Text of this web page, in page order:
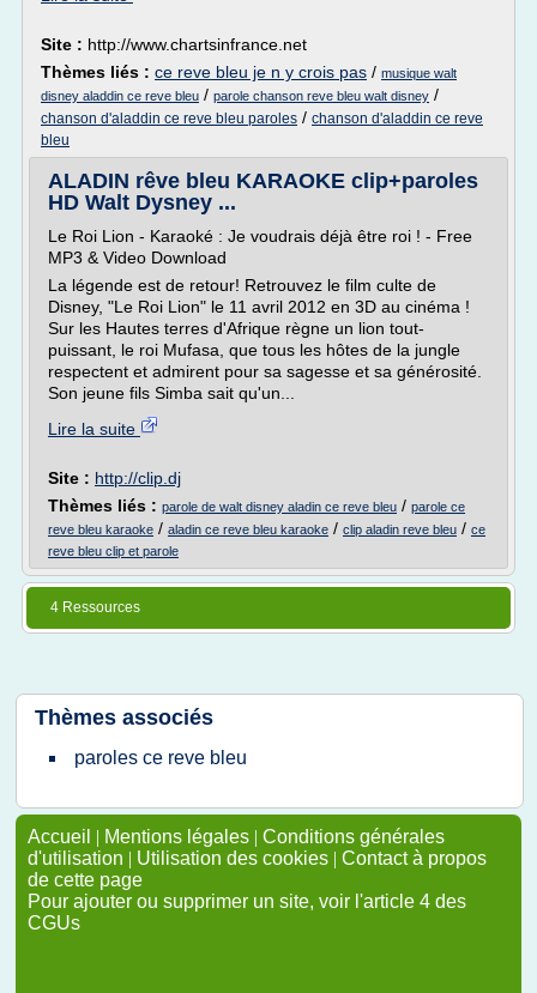
Site : http://www.chartsinfrance.net
Thèmes liés : ce reve bleu je n y crois pas / musique walt
disney aladdin ce reve bleu / parole chanson reve bleu walt disney /
chanson d'aladdin ce reve bleu paroles / chanson d'aladdin ce reve
bleu
ALADIN rêve bleu KARAOKE clip+paroles
HD Walt Dysney ...
Le Roi Lion - Karaoké : Je voudrais déjà être roi ! - Free
MP3 & Video Download
La légende est de retour! Retrouvez le film culte de
Disney, "Le Roi Lion" le 11 avril 2012 en 3D au cinéma !
Sur les Hautes terres d'Afrique règne un lion tout-
puissant, le roi Mufasa, que tous les hôtes de la jungle
respectent et admirent pour sa sagesse et sa générosité.
Son jeune fils Simba sait qu'un...
Lire la suite
Site : http://clip.dj
Thèmes liés : parole de walt disney aladin ce reve bleu / parole ce
reve bleu karaoke / aladin ce reve bleu karaoke / clip aladin reve bleu / ce
reve bleu clip et parole
4 Ressources
Thèmes associés
paroles ce reve bleu
Accueil | Mentions légales | Conditions générales
d'utilisation | Utilisation des cookies | Contact à propos
de cette page
Pour ajouter ou supprimer un site, voir l'article 4 des
CGUs